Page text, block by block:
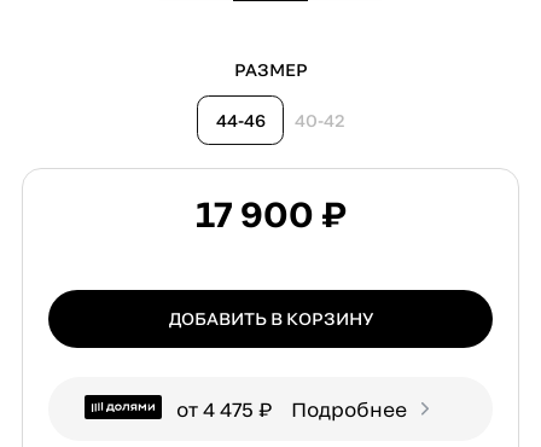
РАЗМЕР
44-46 40-42
17 900 ₽
ДОБАВИТЬ В КОРЗИНУ
от 4 475 ₽ Подробнее